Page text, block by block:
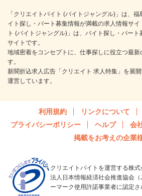
「クリエイトバイト (バイトジャングル)」は、
イト探し・パート募集情報が満載の求人情報サ
ト (バイトジャングル)」は、バイト探し・パー
サイトです。
地域密着をコンセプトに、仕事探しに役立つ最新
す。
新聞折込求人広告「クリエイト 求人特集」を展
運営しています。
利用規約 リンクについて
プライバシーポリシー
ヘルプ 会
掲載をお考えの企業
クリエイトバイトを運営する株
法人日本情報経済社会推進協会
ーマーク使用許諾事業者に認定さ